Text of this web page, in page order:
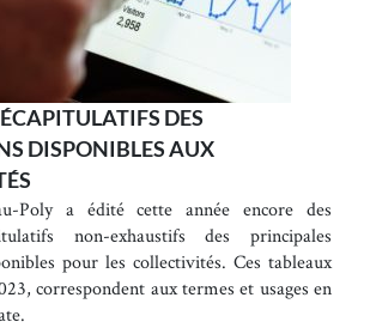
DES
DISPONIBLES AUX
Poly a édité cette année encore des
non-exhaustifs des principales
pour les collectivités. Ces tableaux
correspondent aux termes et usages en